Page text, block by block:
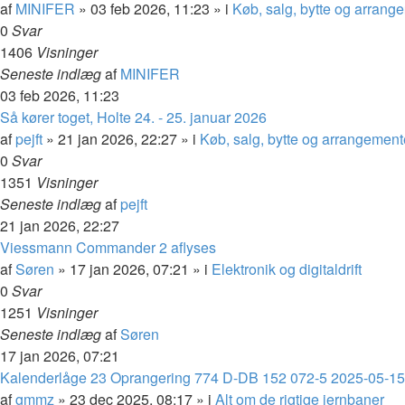
afMINIFER » 03 feb 2026, 11:23 » i Køb, salg, bytte og
0 Svar
1406 Visninger
Seneste indlægafMINIFER
03 feb 2026, 11:23
Så kører toget, Holte 24. - 25. januar 2026
afpejft » 21 jan 2026, 22:27 » i Køb, salg, bytte og
0 Svar
1351 Visninger
Seneste indlægafpejft
21 jan 2026, 22:27
Viessmann Commander 2 aflyses
afSøren » 17 jan 2026, 07:21 » i Elektronik og digitaldrift
0 Svar
1251 Visninger
Seneste indlægafSøren
17 jan 2026, 07:21
Kalenderlåge 23 Oprangering 774 D-DB 152 072-5 2025-05-
afgmmz » 23 dec 2025, 08:17 » i Alt om de rigtige jernbaner